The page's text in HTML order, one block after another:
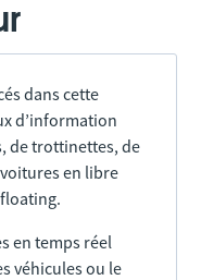
dans cette
d’information
de trottinettes, de
en libre
en temps réel
véhicules ou le